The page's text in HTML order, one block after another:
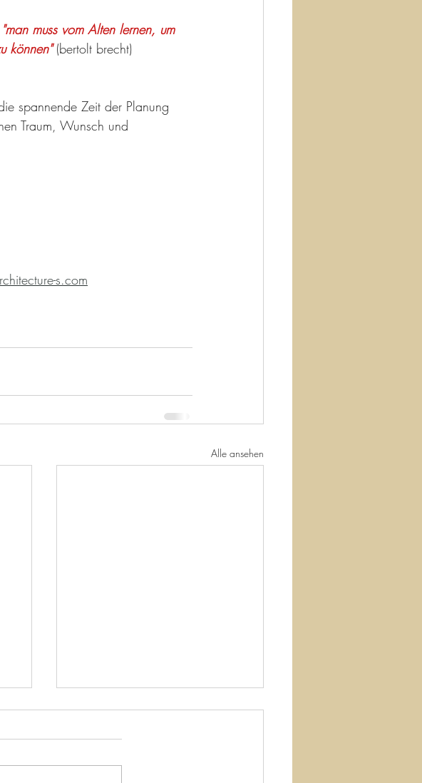
"man muss vom Alten lernen, um
können" (bertolt brecht)
spannende Zeit der Planung
Traum, Wunsch und
s.com
Alle ansehen